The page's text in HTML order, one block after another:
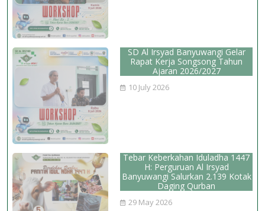
SD Al Irsyad Banyuwangi Gelar
Rapat Kerja Songsong Tahun
Ajaran 2026/2027
10 July 2026
Tebar Keberkahan Iduladha 1447
H: Perguruan Al Irsyad
Banyuwangi Salurkan 2.139 Kotak
Daging Qurban
29 May 2026